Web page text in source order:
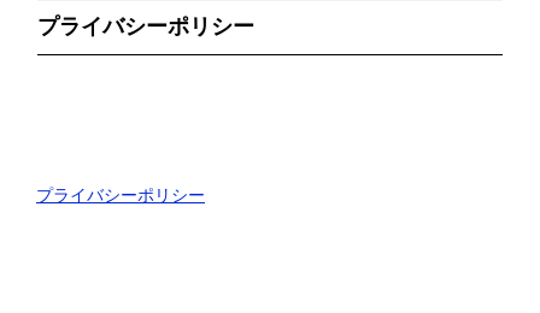
プライバシーポリシー
プライバシーポリシー